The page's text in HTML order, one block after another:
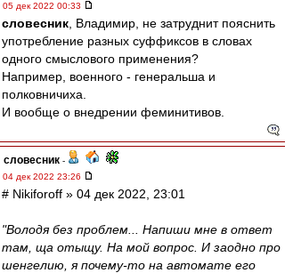
05 дек 2022 00:33
словесник , Владимир, не затруднит пояснить
употребление разных суффиксов в словах
одного смыслового применения?
Например, военного - генеральша и
полковничиха.
И вообще о внедрении феминитивов.
словесник -
04 дек 2022 23:26
# Nikiforoff » 04 дек 2022, 23:01
"Володя без проблем... Напиши мне в ответ
там, ща отыщу. На мой вопрос. И заодно про
шенгелию, я почему-то на автомате его